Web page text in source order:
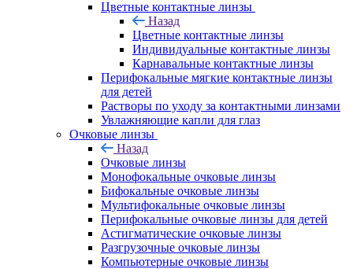
Цветные контактные линзы
Назад
Цветные контактные линзы
Индивидуальные контактные линзы
Карнавальные контактные линзы
Перифокальные мягкие контактные линзы
для детей
Растворы по уходу за контактными линзами
Увлажняющие капли для глаз
Очковые линзы
Назад
Очковые линзы
Монофокальные очковые линзы
Бифокальные очковые линзы
Мультифокальные очковые линзы
Перифокальные очковые линзы для детей
Астигматические очковые линзы
Разгрузочные очковые линзы
Компьютерные очковые линзы